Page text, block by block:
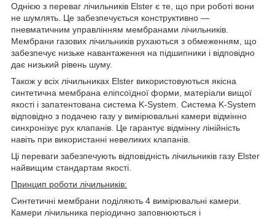
Однією з переваг лічильників Elster є те, що при роботі вони
не шумлять. Це забезпечується конструктивно —
пневматичним управлінням мембранами лічильників.
Мембрани газових лічильників рухаються з обмеженням, що
забезпечує низьке навантаження на підшипники і відповідно
дає низький рівень шуму.
Також у всіх лічильниках Elster використовуються якісна
синтетична мембрана еліпсоїдної форми, матеріали вищої
якості і запатентована система K-System. Система K-System
відповідно з подачею газу у вимірювальні камери відмінно
синхронізує рух клапанів. Це гарантує відмінну лінійність
навіть при використанні невеликих клапанів.
Ці переваги забезпечують відповідність лічильників газу Elster
найвищим стандартам якості.
Принцип роботи лічильників:
Синтетичні мембрани поділяють 4 вимірювальні камери.
Камери лічильника періодично заповнюються і